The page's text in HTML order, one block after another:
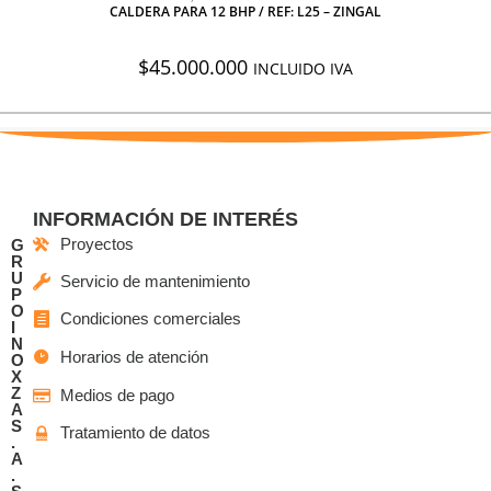
CALDERA PARA 12 BHP / REF: L25 – ZINGAL
$45.000.000 INCLUIDO IVA
G
R
U
P
O
I
N
O
X
Z
A
S
.
A
.
INFORMACIÓN DE INTERÉS
Proyectos
Servicio de mantenimiento
Condiciones comerciales
Horarios de atención
Medios de pago
Tratamiento de datos